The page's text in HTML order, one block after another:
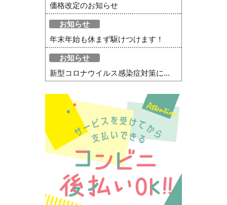
価格改定のお知らせ
お知らせ
年末年始も休まず駆けつけます！
お知らせ
新型コロナウイルス感染症対策に...